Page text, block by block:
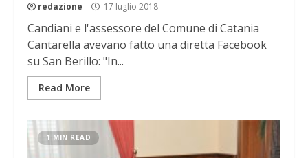
redazione 17 luglio 2018
Candiani e l'assessore del Comune di Catania
Cantarella avevano fatto una diretta Facebook
su San Berillo: "In...
Read More
1 MIN READ